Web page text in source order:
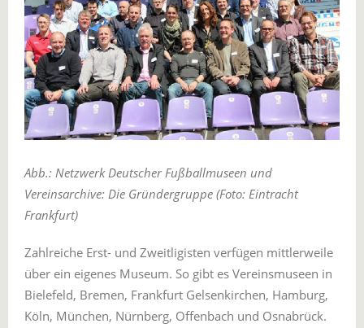
Abb.: Netzwerk Deutscher Fußballmuseen und
Vereinsarchive: Die Gründergruppe (Foto: Eintracht
Frankfurt)
Zahlreiche Erst- und Zweitligisten verfügen mittlerweile
über ein eigenes Museum. So gibt es Vereinsmuseen in
Bielefeld, Bremen, Frankfurt Gelsenkirchen, Hamburg,
Köln, München, Nürnberg, Offenbach und Osnabrück.